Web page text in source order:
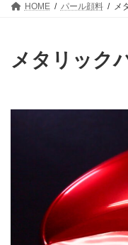
HOME パール顔料 メ
メタリック